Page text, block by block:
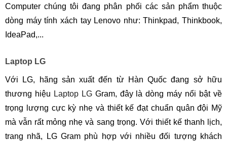
Computer chúng tôi đang phân phối các sản phẩm thuộc
dòng máy tính xách tay Lenovo như: Thinkpad, Thinkbook,
IdeaPad,...
Laptop LG
Với LG, hãng sản xuất đến từ Hàn Quốc đang sở hữu
thương hiệu Laptop LGGram, đây là dòng máy nổi bật về
trọng lượng cực kỳ nhẹ và thiết kế đạt chuẩn quân đội Mỹ
mà vẫn rất mỏng nhẹ và sang trọng. Với thiết kế thanh lịch,
trang nhã, LG Gram phù hợp với nhiều đối tượng khách